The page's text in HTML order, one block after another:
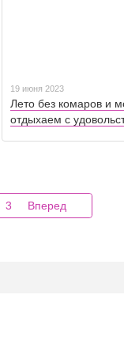
19 июня 2023
Лето без комаров и
отдыхаем с
3 Вперед